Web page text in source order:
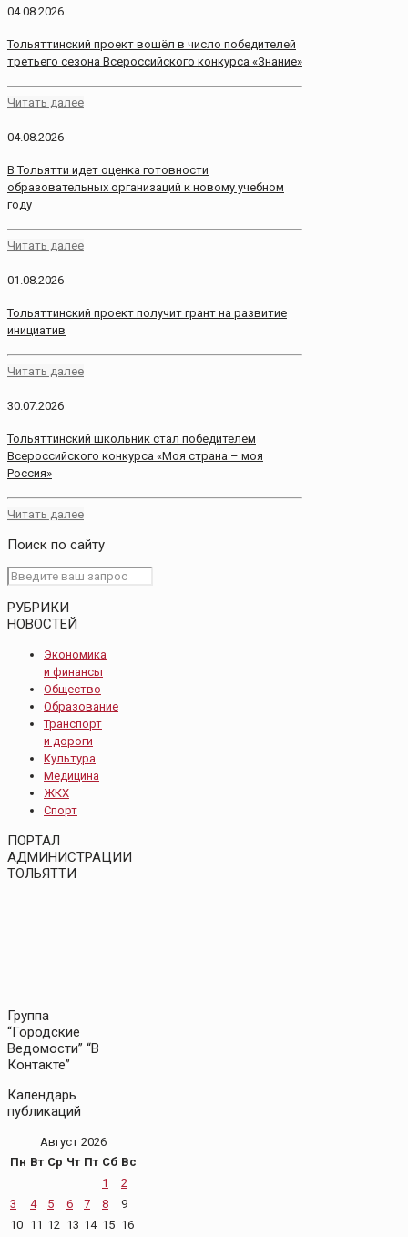
04.08.2026
Тольяттинский проект вошёл в число победителей
третьего сезона Всероссийского конкурса «Знание»
Читать далее
04.08.2026
В Тольятти идет оценка готовности
образовательных организаций к новому учебном
году
Читать далее
01.08.2026
Тольяттинский проект получит грант на развитие
инициатив
Читать далее
30.07.2026
Тольяттинский школьник стал победителем
Всероссийского конкурса «Моя страна – моя
Россия»
Читать далее
Поиск по сайту
РУБРИКИ
НОВОСТЕЙ
Экономика
и финансы
Общество
Образование
Транспорт
и дороги
Культура
Медицина
ЖКХ
Спорт
ПОРТАЛ
АДМИНИСТРАЦИИ
ТОЛЬЯТТИ
Группа
“Городские
Ведомости” “В
Контакте”
Календарь
публикаций
Август 2026
Пн Вт Ср Чт Пт Сб Вс
1
2
3
4 5 6 7 8
9
10 11 12 13 14 15 16